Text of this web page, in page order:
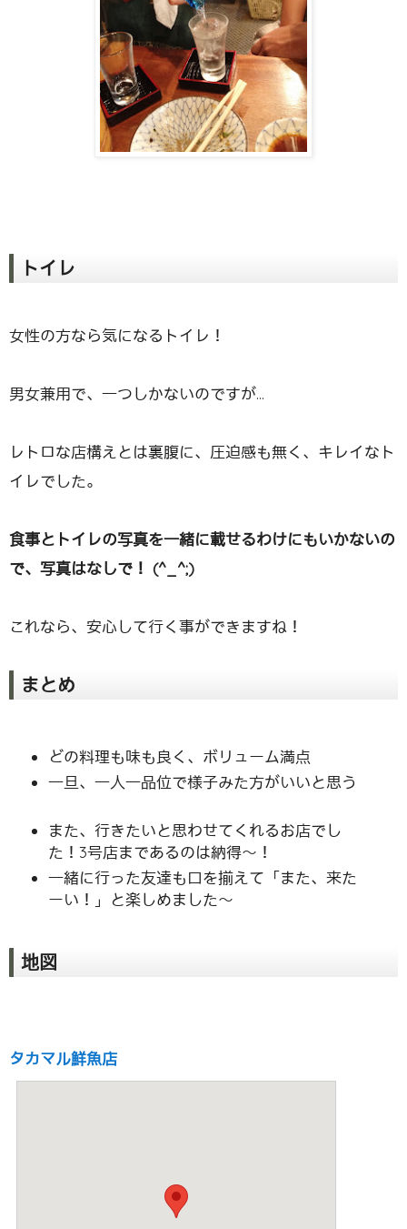
トイレ
女性の方なら気になるトイレ！
男女兼用で、一つしかないのですが…
レトロな店構えとは裏腹に、圧迫感も無く、キレイなト
イレでした。
食事とトイレの写真を一緒に載せるわけにもいかないの
で、写真はなしで！ (^_^;)
これなら、安心して行く事ができますね！
まとめ
どの料理も味も良く、ボリューム満点
一旦、一人一品位で様子みた方がいいと思う
また、行きたいと思わせてくれるお店でし
た！3号店まであるのは納得〜！
一緒に行った友達も口を揃えて「また、来た
ーい！」と楽しめました〜
地図
タカマル鮮魚店